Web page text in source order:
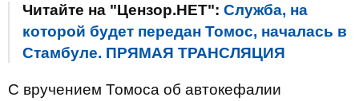
Читайте на "Цензор.НЕТ": Служба, на
которой будет передан Томос, началась в
Стамбуле. ПРЯМАЯ ТРАНСЛЯЦИЯ
С вручением Томоса об автокефалии